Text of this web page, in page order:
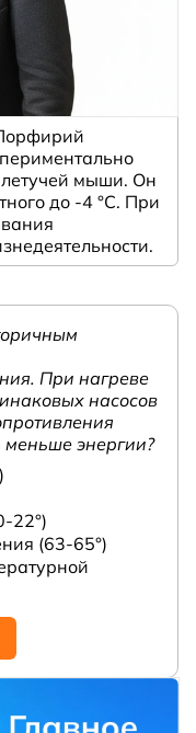
летучей мыши. Он
до -4 °C. При
При нагреве
насосов
меньше энергии?
22°)
(63-65°)